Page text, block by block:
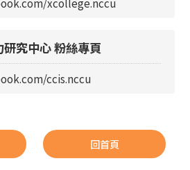
創新與創造力研究中心 粉絲專頁
ccis.nccu
回首頁